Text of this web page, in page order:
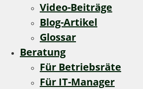
Video-Beiträge
Blog-Artikel
Glossar
Beratung
Für Betriebsräte
Für IT-Manager